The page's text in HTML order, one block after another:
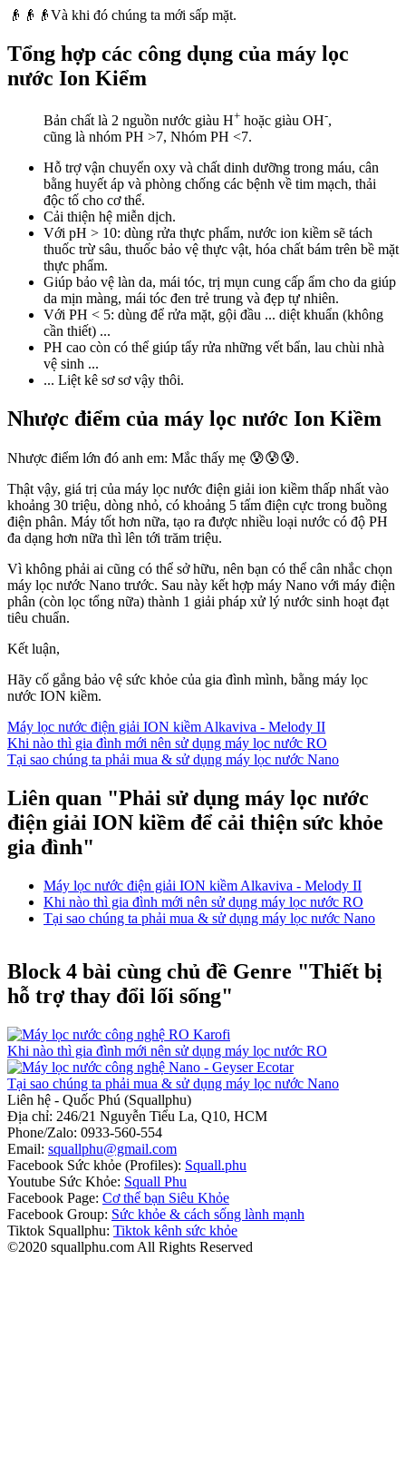
👴👴👴Và khi đó chúng ta mới sấp mặt.
Tổng hợp các công dụng của máy lọc
nước Ion Kiểm
Bản chất là 2 nguồn nước giàu H+ hoặc giàu OH-,
cũng là nhóm PH >7, Nhóm PH <7.
Hỗ trợ vận chuyển oxy và chất dinh dưỡng trong máu, cân
bằng huyết áp và phòng chống các bệnh về tim mạch, thải
độc tố cho cơ thể.
Cải thiện hệ miễn dịch.
Với pH > 10: dùng rửa thực phẩm, nước ion kiềm sẽ tách
thuốc trừ sâu, thuốc bảo vệ thực vật, hóa chất bám trên bề mặt
thực phẩm.
Giúp bảo vệ làn da, mái tóc, trị mụn cung cấp ẩm cho da giúp
da mịn màng, mái tóc đen trẻ trung và đẹp tự nhiên.
Với PH < 5: dùng để rửa mặt, gội đầu ... diệt khuẩn (không
cần thiết) ...
PH cao còn có thể giúp tẩy rửa những vết bẩn, lau chùi nhà
vệ sinh ...
... Liệt kê sơ sơ vậy thôi.
Nhược điểm của máy lọc nước Ion Kiềm
Nhược điểm lớn đó anh em: Mắc thấy mẹ 😰😰😰.
Thật vậy, giá trị của máy lọc nước điện giải ion kiềm thấp nhất vào
khoảng 30 triệu, dòng nhỏ, có khoảng 5 tấm điện cực trong buồng
điện phân. Máy tốt hơn nữa, tạo ra được nhiều loại nước có độ PH
đa dạng hơn nữa thì lên tới trăm triệu.
Vì không phải ai cũng có thể sở hữu, nên bạn có thể cân nhắc chọn
máy lọc nước Nano trước. Sau này kết hợp máy Nano với máy điện
phân (còn lọc tổng nữa) thành 1 giải pháp xử lý nước sinh hoạt đạt
tiêu chuẩn.
Kết luận,
Hãy cố gắng bảo vệ sức khỏe của gia đình mình, bằng máy lọc
nước ION kiềm.
Máy lọc nước điện giải ION kiềm Alkaviva - Melody II
Khi nào thì gia đình mới nên sử dụng máy lọc nước RO
Tại sao chúng ta phải mua & sử dụng máy lọc nước Nano
Liên quan "Phải sử dụng máy lọc nước
điện giải ION kiềm để cải thiện sức khỏe
gia đình"
Máy lọc nước điện giải ION kiềm Alkaviva - Melody II
Khi nào thì gia đình mới nên sử dụng máy lọc nước RO
Tại sao chúng ta phải mua & sử dụng máy lọc nước Nano
Block 4 bài cùng chủ đề Genre "Thiết bị
hỗ trợ thay đổi lối sống"
Khi nào thì gia đình mới nên sử dụng máy lọc nước RO
Tại sao chúng ta phải mua & sử dụng máy lọc nước Nano
Liên hệ - Quốc Phú (Squallphu)
Địa chỉ: 246/21 Nguyễn Tiểu La, Q10, HCM
Phone/Zalo: 0933-560-554
Email: squallphu@gmail.com
Facebook Sức khỏe (Profiles): Squall.phu
Youtube Sức Khỏe: Squall Phu
Facebook Page: Cơ thể bạn Siêu Khỏe
Facebook Group: Sức khỏe & cách sống lành mạnh
Tiktok Squallphu: Tiktok kênh sức khỏe
©2020 squallphu.com All Rights Reserved